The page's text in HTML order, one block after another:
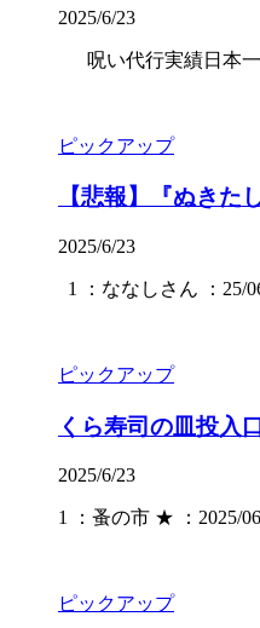
2025/6/23
呪い代行実績日本一
ピックアップ
【悲報】『ぬき
2025/6/23
1 ：ななしさん ：25/
ピックアップ
くら寿司の皿投入
2025/6/23
1 ：蚤の市 ★ ：2025/
ピックアップ